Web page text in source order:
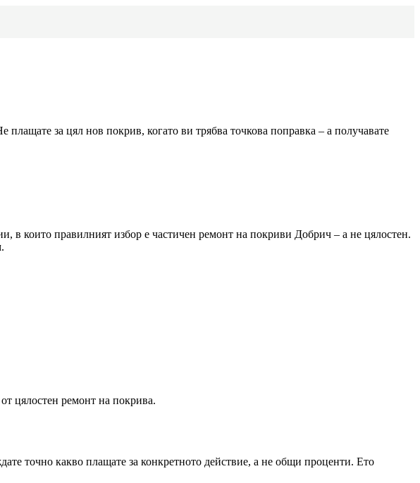
за цял нов покрив, когато ви трябва точкова поправка – а получавате
в които правилният избор е частичен ремонт на покриви Добрич – а не цялостен.
от цялостен ремонт на покрива.
точно какво плащате за конкретното действие, а не общи проценти. Ето